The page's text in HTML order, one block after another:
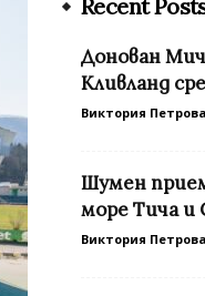
Recent
Донован
Кливланд
Виктория Петрова
Шумен
море Тича и
Виктория Петрова